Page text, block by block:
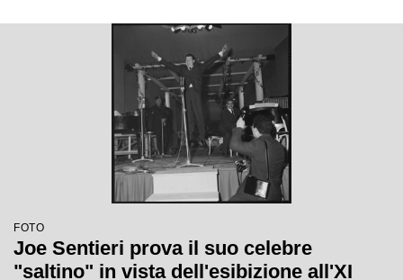
FOTO
Joe Sentieri prova il suo celebre
"saltino" in vista dell'esibizione all'XI